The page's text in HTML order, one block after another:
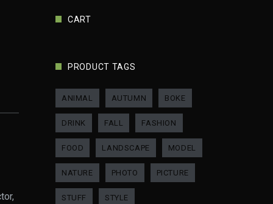
CART
PRODUCT TAGS
ANIMAL AUTUMN BOKE
DRINK FALL FASHION
FOOD LANDSCAPE MODEL
NATURE PHOTO PICTURE
STUFF STYLE